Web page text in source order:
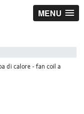
MENU
di calore - fan coil a